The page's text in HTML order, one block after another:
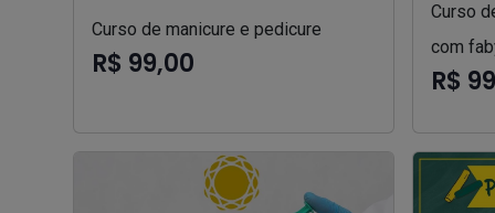
Curso de manicure e pedicure
R$ 99,00
Curso
com
R$